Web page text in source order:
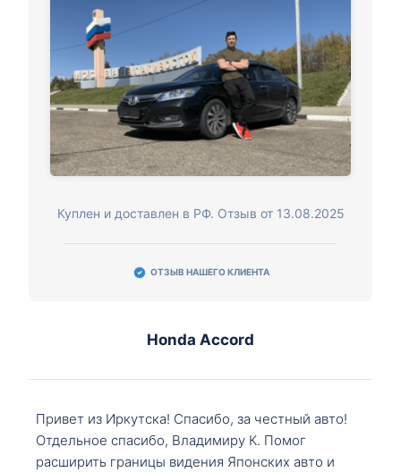
Куплен и доставлен в РФ. Отзыв от 13.08.2025
ОТЗЫВ НАШЕГО КЛИЕНТА
Honda Accord
Привет из Иркутска! Спасибо, за честный авто!
Отдельное спасибо, Владимиру К. Помог
расширить границы видения Японских авто и